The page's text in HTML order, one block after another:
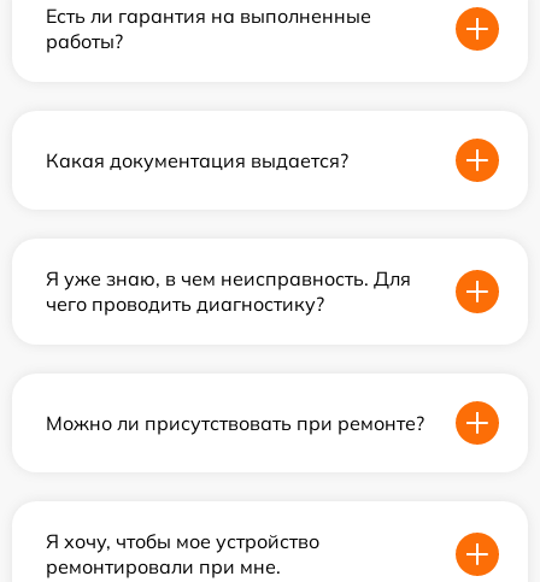
Есть ли гарантия на выполненные
работы?
Какая документация выдается?
Я уже знаю, в чем неисправность. Для
чего проводить диагностику?
Можно ли присутствовать при ремонте?
Я хочу, чтобы мое устройство
ремонтировали при мне.